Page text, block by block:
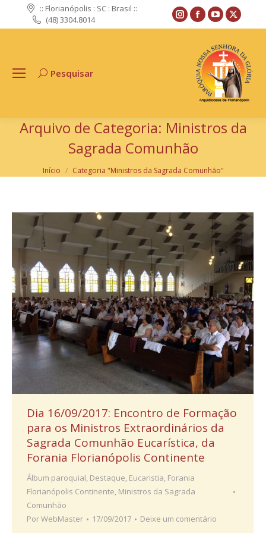
:: Florianópolis : SC : Brasil ::
(48) 3304.8014
Instagram
page
new
window
Facebook
page
opens
in
new
window
YouTube
page
opens
in
new
window
X
page
in
new
Search:Pesquisar
Arquivo de Categoria: Ministros da
Sagrada Comunhão
Você está aqui:
Início Categoria "Ministros da Sagrada Comunhão"
Dia 16/09/2017: Encontro de Formação
para os Ministros Extraordinários da
Sagrada Comunhão Eucarística, da
Forania Florianópolis Continente
Álbum paroquial, Destaque, Eucaristia, Forania
Florianópolis Continente, Ministros da Sagrada
Comunhão
PorWebMaster 17/09/2017 Deixe um comentário